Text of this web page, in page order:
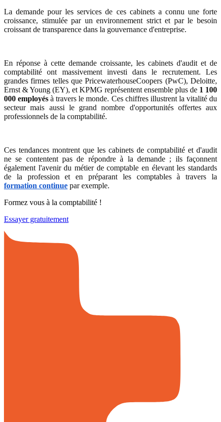
La demande pour les services de ces cabinets a connu une forte
croissance, stimulée par un environnement strict et par le besoin
croissant de transparence dans la gouvernance d'entreprise.
En réponse à cette demande croissante, les cabinets d'audit et de
comptabilité ont massivement investi dans le recrutement. Les
grandes firmes telles que PricewaterhouseCoopers (PwC), Deloitte,
Ernst & Young (EY), et KPMG représentent ensemble plus de 1 100
000 employés à travers le monde. Ces chiffres illustrent la vitalité du
secteur mais aussi le grand nombre d'opportunités offertes aux
professionnels de la comptabilité.
Ces tendances montrent que les cabinets de comptabilité et d'audit
ne se contentent pas de répondre à la demande ; ils façonnent
également l'avenir du métier de comptable en élevant les standards
de la profession et en préparant les comptables à travers la
formation continue par exemple.
Formez vous à la comptabilité !
Essayer gratuitement